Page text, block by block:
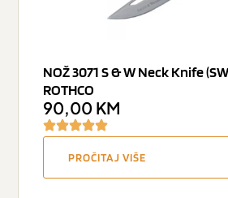
NOŽ 3071 S & W Neck Knife
ROTHCO
90,00 KM
PROČITAJ VIŠE